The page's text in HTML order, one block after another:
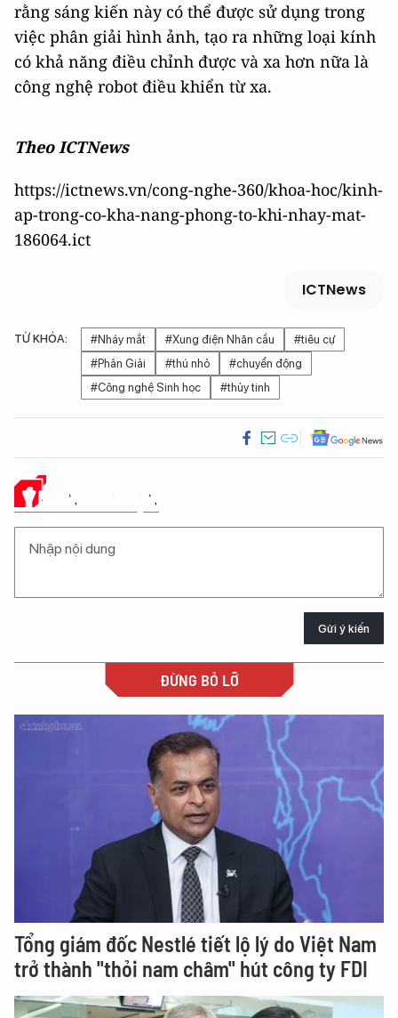
rằng sáng kiến này có thể được sử dụng trong
việc phân giải hình ảnh, tạo ra những loại kính
có khả năng điều chỉnh được và xa hơn nữa là
công nghệ robot điều khiển từ xa.
Theo ICTNews
https://ictnews.vn/cong-nghe-360/khoa-hoc/kinh-
ap-trong-co-kha-nang-phong-to-khi-nhay-mat-
186064.ict
ICTNews
TỪ KHÓA: #Nháy mắt #Xung điện Nhãn cầu
#tiêu cự
#Phân Giải
#thú nhỏ
#chuyển động
#Công nghệ Sinh học
#thủy tinh
Ý KIẾN CỦA BẠN
Gửi ý kiến
ĐỪNG BỎ LỠ
Tổng giám đốc Nestlé tiết lộ lý do Việt Nam
trở thành "thỏi nam châm" hút công ty FDI